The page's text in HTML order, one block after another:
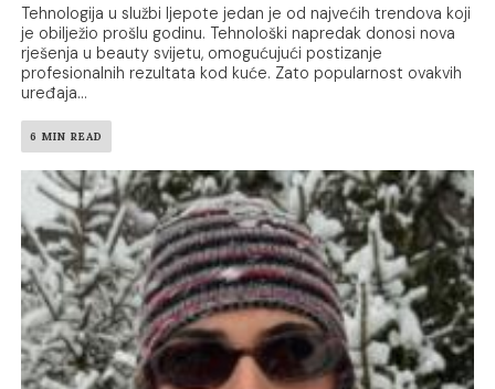
Tehnologija u službi ljepote jedan je od najvećih trendova koji
je obilježio prošlu godinu. Tehnološki napredak donosi nova
rješenja u beauty svijetu, omogućujući postizanje
profesionalnih rezultata kod kuće. Zato popularnost ovakvih
uređaja...
6 MIN READ